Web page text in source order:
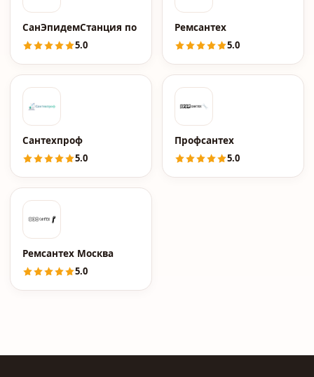
СанЭпидемСтанция по Москве и МО
5.0
Ремсантех
5.0
Сантехпроф
5.0
Профсантех
5.0
Ремсантех Москва
5.0